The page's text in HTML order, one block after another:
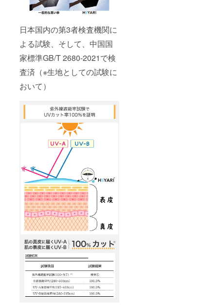
日本国内の第3者検査機関に
よる試験、そして、中国国
家標準GB/T 2680-2021で検
査済（※生地としての試験に
おいて）